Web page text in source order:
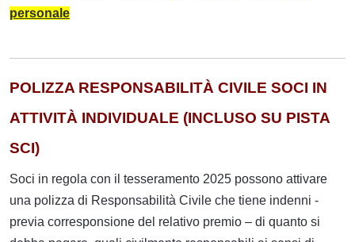
personale
POLIZZA RESPONSABILITÀ CIVILE SOCI IN
ATTIVITÀ INDIVIDUALE (INCLUSO SU PISTA
SCI)
Soci in regola con il tesseramento 2025 possono attivare
una polizza di Responsabilità Civile che tiene indenni -
previa corresponsione del relativo premio – di quanto si